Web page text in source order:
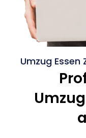
Umzug Essen